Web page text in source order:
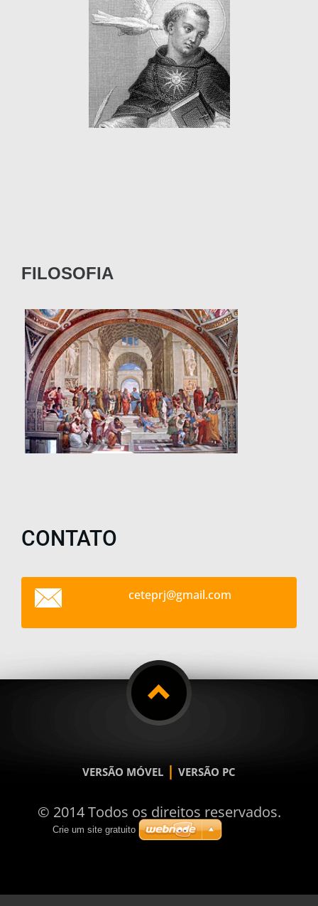
FILOSOFIA
CONTATO
ceteprj@gmail.com
VERSÃO MÓVEL | VERSÃO PC
© 2014 Todos os direitos reservados.
Crie um site gratuito